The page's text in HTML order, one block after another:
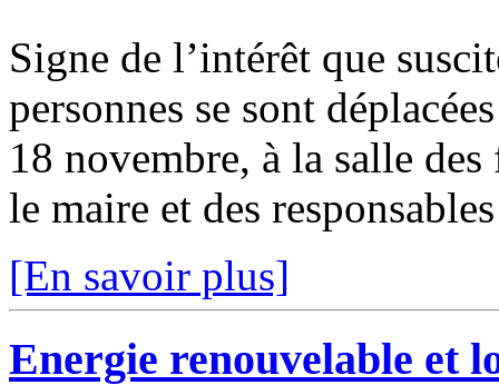
Signe de l’intérêt que
personnes se sont
18 novembre, à la salle
le maire et des
[En savoir plus]
Energie renouvelable et